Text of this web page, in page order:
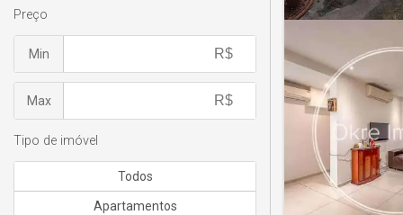
Preço
Min
Max
Tipo de imóvel
Todos
Apartamentos